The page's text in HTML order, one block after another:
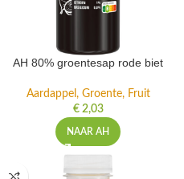
AH 80% groentesap rode biet
Aardappel, Groente, Fruit
€2,03
NAAR AH